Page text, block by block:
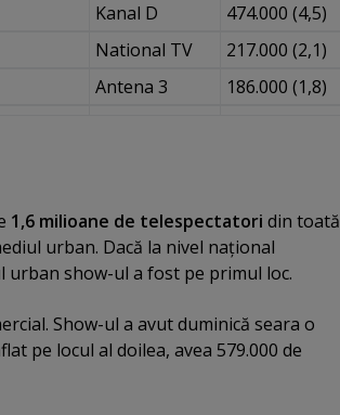
Kanal D
474.000 (4,5)
National TV
217.000 (2,1)
Antena 3 186.000 (1,8)
1,6 milioane de telespectatori din toată
urban. Dacă la nivel naţional
urban show-ul a fost pe primul loc.
Show-ul a avut duminică seara o
pe locul al doilea, avea 579.000 de